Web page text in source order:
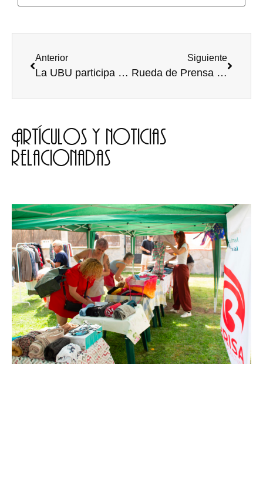
Anterior
La UBU participa en unas jornadas sobre las mujeres en el medio rural en Iniesta (Cuenca)
Siguiente
Rueda de Prensa del Consejo de Gobierno de la Universidad de Burgos
Artículos y noticias
relacionadas